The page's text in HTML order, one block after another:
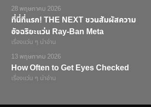
28 พฤษภาคม 2026
ที่นี่ที่แรก! THE NEXT ชวนสัมผัสความ
อัจฉริยะแว่น Ray-Ban Meta
เรื่องแว่น ๆ น่าอ่าน
13 พฤษภาคม 2026
How Often to Get Eyes Checked
เรื่องแว่น ๆ น่าอ่าน